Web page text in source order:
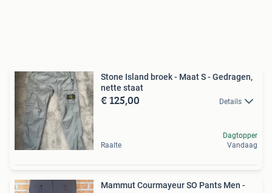
Stone Island broek - Maat S - Gedragen,
nette staat
€ 125,00 Details
Raalte
Dagtopper
Vandaag
Mammut Courmayeur SO Pants Men -